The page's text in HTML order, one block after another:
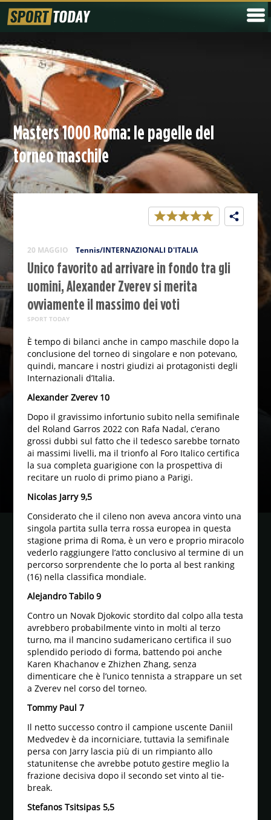
Masters 1000 Roma: le pagelle del
torneo maschile
20 MAGGIO Tennis/INTERNAZIONALI D'ITALIA
Unico favorito ad arrivare in fondo tra gli
uomini, Alexander Zverev si merita
ovviamente il massimo dei voti
SPORT TODAY
È tempo di bilanci anche in campo maschile dopo la
conclusione del torneo di singolare e non potevano,
quindi, mancare i nostri giudizi ai protagonisti degli
Internazionali d’Italia.
Alexander Zverev 10
Dopo il gravissimo infortunio subito nella semifinale
del Roland Garros 2022 con Rafa Nadal, c’erano
grossi dubbi sul fatto che il tedesco sarebbe tornato
ai massimi livelli, ma il trionfo al Foro Italico certifica
la sua completa guarigione con la prospettiva di
recitare un ruolo di primo piano a Parigi.
Nicolas Jarry 9,5
Considerato che il cileno non aveva ancora vinto una
singola partita sulla terra rossa europea in questa
stagione prima di Roma, è un vero e proprio miracolo
vederlo raggiungere l’atto conclusivo al termine di un
percorso sorprendente che lo porta al best ranking
(16) nella classifica mondiale.
Alejandro Tabilo 9
Contro un Novak Djokovic stordito dal colpo alla testa
avrebbero probabilmente vinto in molti al terzo
turno, ma il mancino sudamericano certifica il suo
splendido periodo di forma, battendo poi anche
Karen Khachanov e Zhizhen Zhang, senza
dimenticare che è l’unico tennista a strappare un set
a Zverev nel corso del torneo.
Tommy Paul 7
Il netto successo contro il campione uscente Daniil
Medvedev è da incorniciare, tuttavia la semifinale
persa con Jarry lascia più di un rimpianto allo
statunitense che avrebbe potuto gestire meglio la
frazione decisiva dopo il secondo set vinto al tie-
break.
Stefanos Tsitsipas 5,5